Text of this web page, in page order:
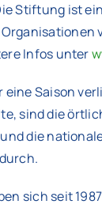
Stiftung ist
Infos unter
eine Saison
sind die
die
sich seit